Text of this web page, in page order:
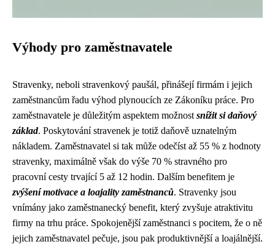
Výhody pro zaměstnavatele
Stravenky, neboli stravenkový paušál, přinášejí firmám i jejich
zaměstnancům řadu výhod plynoucích ze Zákoníku práce. Pro
zaměstnavatele je důležitým aspektem možnost snížit si daňový
základ. Poskytování stravenek je totiž daňově uznatelným
nákladem. Zaměstnavatel si tak může odečíst až 55 % z hodnoty
stravenky, maximálně však do výše 70 % stravného pro
pracovní cesty trvající 5 až 12 hodin. Dalším benefitem je
zvýšení motivace a loajality zaměstnanců. Stravenky jsou
vnímány jako zaměstnanecký benefit, který zvyšuje atraktivitu
firmy na trhu práce. Spokojenější zaměstnanci s pocitem, že o ně
jejich zaměstnavatel pečuje, jsou pak produktivnější a loajálnější.